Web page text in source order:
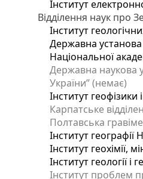
Інститут
Відділення наук про
Інститут
Державна установа
Національної
Державна наукова
України” (немає)
Інститут
Карпатське
Полтавська
Інститут географії
Інститут геохімії,
Інститут геології
Інститут проблем